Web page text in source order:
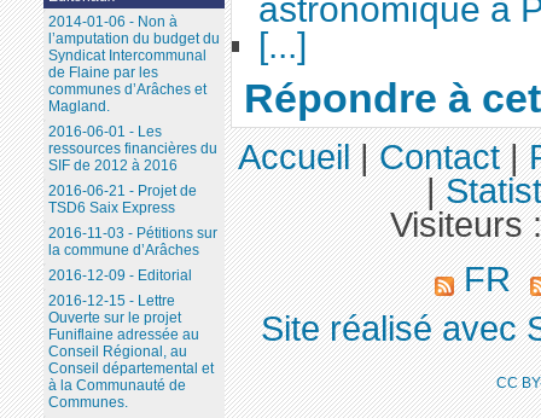
astronomique à
[...]
Répondre à
2014-01-06 - Non à
l’amputation du budget du
Syndicat Intercommunal
de Flaine par les
communes d’Arâches et
Magland.
2016-06-01 - Les
ressources financières du
SIF de 2012 à 2016
2016-06-21 - Projet de
TSD6 Saix Express
2016-11-03 - Pétitions sur
la commune d’Arâches
2016-12-09 - Editorial
2016-12-15 - Lettre
Ouverte sur le projet
Funiflaine adressée au
Conseil Régional, au
Conseil départemental et
à la Communauté de
Communes.
Accueil|Contact|
|
Visiteurs
FR
Site réalisé avec
CC